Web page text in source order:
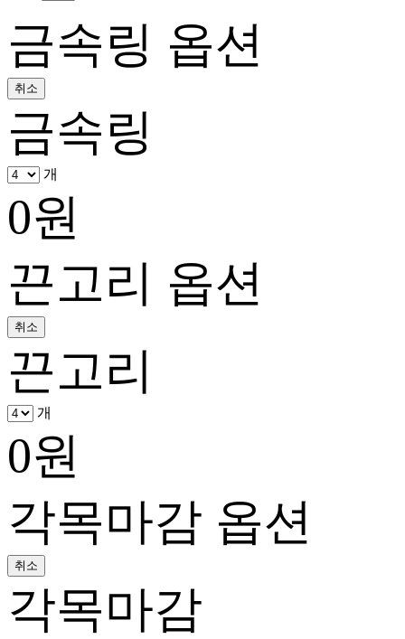
금속링 옵션
취소
금속링
개
0원
끈고리 옵션
취소
끈고리
개
0원
각목마감 옵션
취소
각목마감